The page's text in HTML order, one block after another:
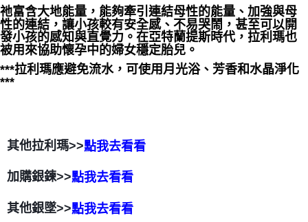
祂富含大地能量，能夠牽引連結母性的能量、加強與母
性的連結，讓小孩較有安全感、不易哭鬧，甚至可以開
發小孩的感知與直覺力。在亞特蘭提斯時代，拉利瑪也
被用來協助懷孕中的婦女穩定胎兒。
***拉利瑪應避免流水，可使用月光浴、芳香和水晶淨化
***
其他拉利瑪>>點我去看看
加購銀鍊>>點我去看看
其他銀墜>>點我去看看